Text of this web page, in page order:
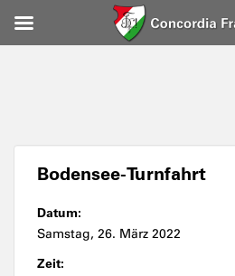
Bodensee-Turnfahrt
Datum:
Samstag, 26. März 2022
Zeit: